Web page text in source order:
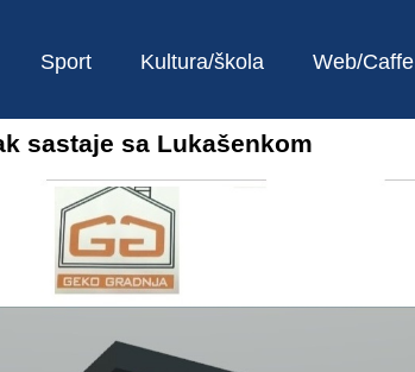
Sport Kultura/škola Web/Caffe
sastaje sa Lukašenkom